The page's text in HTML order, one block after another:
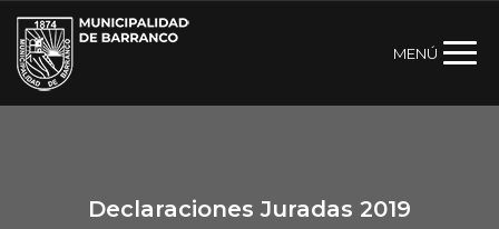
MENÚ
Declaraciones Juradas 2019